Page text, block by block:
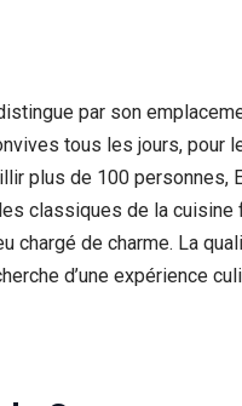
par son
tous les jours, pour
plus de 100
classiques de la cuisine
de charme. La
d’une expérience